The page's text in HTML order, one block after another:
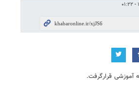
آموزشی قرارگرفت.